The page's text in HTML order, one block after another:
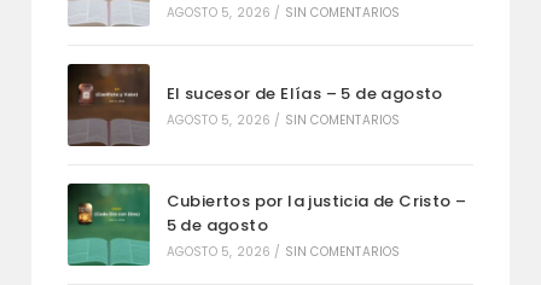
AGOSTO 5, 2026 / SIN COMENTARIOS
El sucesor de Elías – 5 de agosto
AGOSTO 5, 2026 / SIN COMENTARIOS
Cubiertos por la justicia de Cristo –
5 de agosto
AGOSTO 5, 2026 / SIN COMENTARIOS